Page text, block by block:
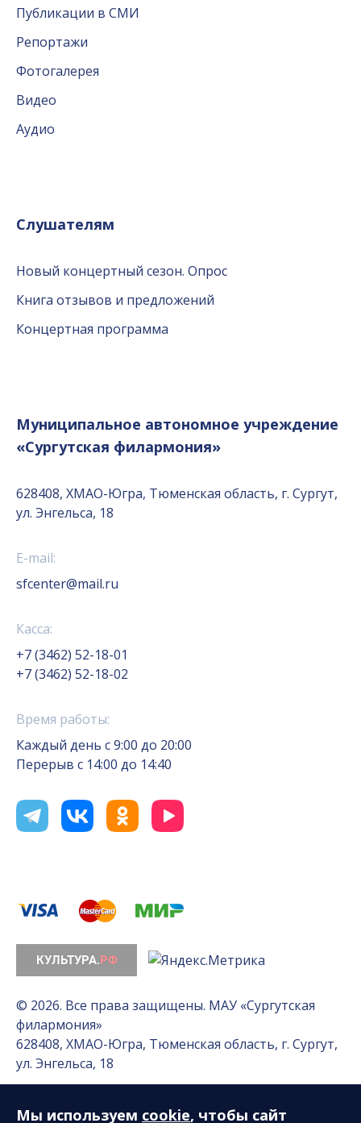
Публикации в СМИ
Репортажи
Фотогалерея
Видео
Аудио
Слушателям
Новый концертный сезон. Опрос
Книга отзывов и предложений
Концертная программа
Муниципальное автономное учреждение
«Сургутская филармония»
628408, ХМАО-Югра, Тюменская область, г. Сургут,
ул. Энгельса, 18
E-mail:
sfcenter@mail.ru
Касса:
+7 (3462) 52-18-01
+7 (3462) 52-18-02
Время работы:
Каждый день с 9:00 до 20:00
Перерыв с 14:00 до 14:40
© 2026. Все права защищены. МАУ «Сургутская
филармония»
628408, ХМАО-Югра, Тюменская область, г. Сургут,
ул. Энгельса, 18
Разработка сайта — Интернет-лаборатория
Мы используем cookie, чтобы сайт